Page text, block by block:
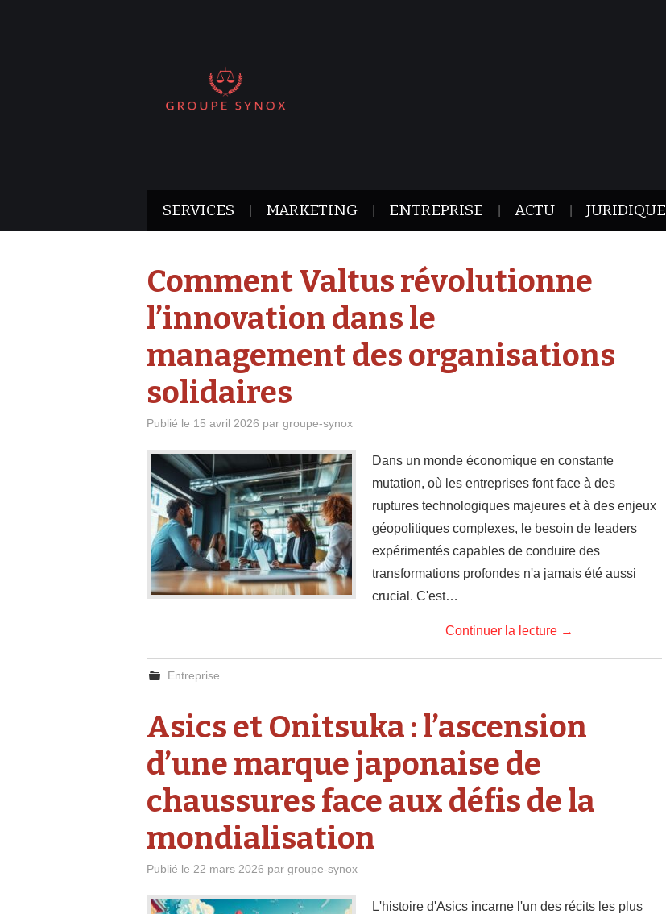
SERVICES MARKETING ENTREPRISE ACTU JURIDIQUE
Comment Valtus révolutionne
l’innovation dans le
management des organisations
solidaires
Publié le 15 avril 2026 par groupe-synox
Dans un monde économique en constante
mutation, où les entreprises font face à des
ruptures technologiques majeures et à des enjeux
géopolitiques complexes, le besoin de leaders
expérimentés capables de conduire des
transformations profondes n'a jamais été aussi
crucial. C'est…
Continuer la lecture →
Entreprise
Asics et Onitsuka : l’ascension
d’une marque japonaise de
chaussures face aux défis de la
mondialisation
Publié le 22 mars 2026 par groupe-synox
L'histoire d'Asics incarne l'un des récits les plus